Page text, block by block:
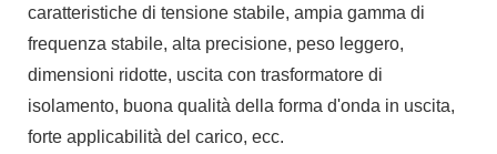
caratteristiche di tensione stabile, ampia gamma di
frequenza stabile, alta precisione, peso leggero,
dimensioni ridotte, uscita con trasformatore di
isolamento, buona qualità della forma d'onda in uscita,
forte applicabilità del carico, ecc.